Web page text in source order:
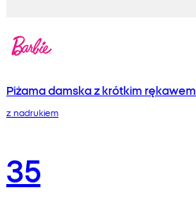
Piżama damska z krótkim rękawem
z nadrukiem
35